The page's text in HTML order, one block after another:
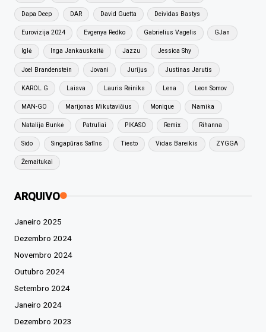
Dapa Deep DAR David Guetta Deividas Bastys
Eurovizija 2024 Evgenya Redko Gabrielius Vagelis GJan
Iglė Inga Jankauskaitė Jazzu Jessica Shy
Joel Brandenstein Jovani Jurijus Justinas Jarutis
KAROL G Laisva Lauris Reiniks Lena Leon Somov
MAN-GO Marijonas Mikutavičius Monique Namika
Natalija Bunkė Patruliai PIKASO Remix Rihanna
Sido Singapūras Satīns Tiesto Vidas Bareikis ZYGGA
Žemaitukai
ARQUIVO
Janeiro 2025
Dezembro 2024
Novembro 2024
Outubro 2024
Setembro 2024
Janeiro 2024
Dezembro 2023